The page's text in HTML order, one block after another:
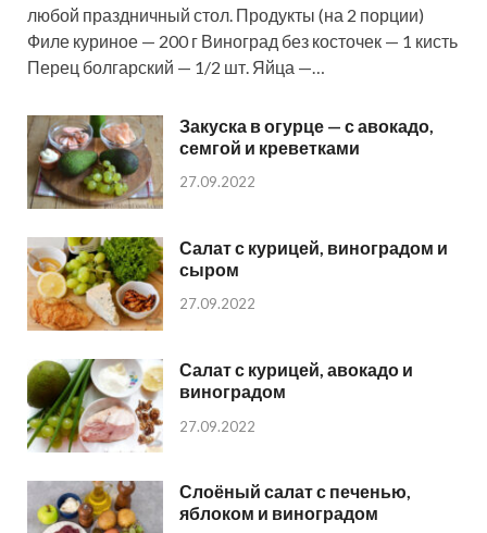
любой праздничный стол. Продукты (на 2 порции)
Филе куриное — 200 г Виноград без косточек — 1 кисть
Перец болгарский — 1/2 шт. Яйца —…
Закуска в огурце — с авокадо,
семгой и креветками
27.09.2022
Салат с курицей, виноградом и
сыром
27.09.2022
Салат с курицей, авокадо и
виноградом
27.09.2022
Слоёный салат с печенью,
яблоком и виноградом